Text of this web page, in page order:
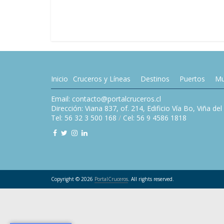
Inicio Cruceros y Líneas Destinos Puertos
Email: contacto@portalcruceros.cl
Dirección: Viana 837, of. 214, Edificio Vía Bo, Viña
Tel: 56 32 3 500 168 / Cel: 56 9 4586 1818
Copyright © 2026 PortalCruceros. All rights reserved.